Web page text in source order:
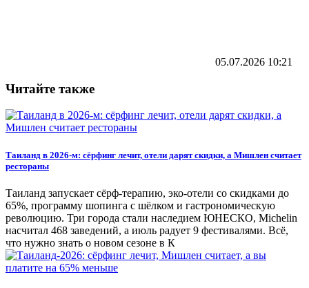
05.07.2026 10:21
Читайте также
Таиланд в 2026-м: сёрфинг лечит, отели дарят скидки, а Мишлен считает
рестораны
Таиланд запускает сёрф-терапию, эко-отели со скидками до
65%, программу шопинга с шёлком и гастрономическую
революцию. Три города стали наследием ЮНЕСКО, Michelin
насчитал 468 заведений, а июль радует 9 фестивалями. Всё,
что нужно знать о новом сезоне в К